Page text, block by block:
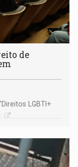
de
LGBTI+